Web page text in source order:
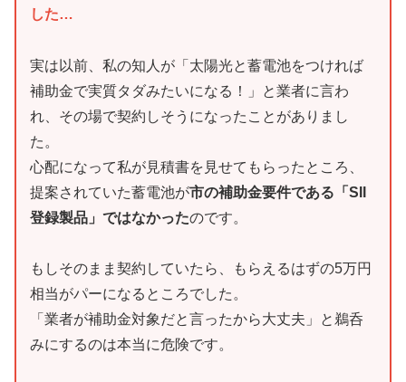
した…
実は以前、私の知人が「太陽光と蓄電池をつければ
補助金で実質タダみたいになる！」と業者に言わ
れ、その場で契約しそうになったことがありまし
た。
心配になって私が見積書を見せてもらったところ、
提案されていた蓄電池が市の補助金要件である「SII
登録製品」ではなかったのです。
もしそのまま契約していたら、もらえるはずの5万円
相当がパーになるところでした。
「業者が補助金対象だと言ったから大丈夫」と鵜呑
みにするのは本当に危険です。